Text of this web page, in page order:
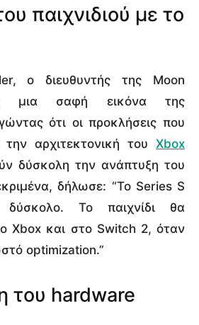
παιχνιδιού με το
ο διευθυντής της Moon
μια σαφή εικόνα της
ότι οι προκλήσεις που
αρχιτεκτονική του Xbox
δύσκολη την ανάπτυξη του
δήλωσε: “Το Series S
Το παιχνίδι θα
Xbox και στο Switch 2, όταν
optimization.”
του hardware